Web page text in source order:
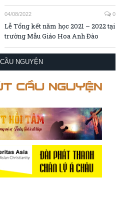
04/08/2022 0
Lễ Tổng kết năm học 2021 – 2022 tại
trường Mẫu Giáo Hoa Anh Đào
NGUYỆN